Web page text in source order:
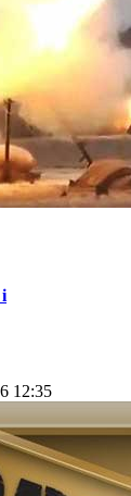
i
12:35